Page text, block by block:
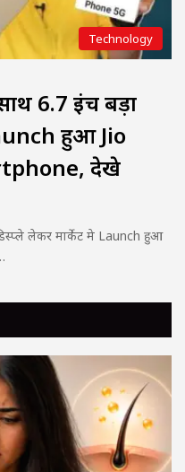
Technology
6.7 इंच बड़ा
हुआ Jio
देखे
लेकर मार्केट मे Launch हुआ